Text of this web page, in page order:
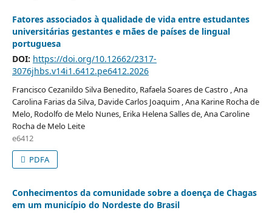
Fatores associados à qualidade de vida entre estudantes
universitárias gestantes e mães de países de lingual
portuguesa
DOI: https://doi.org/10.12662/2317-
3076jhbs.v14i1.6412.pe6412.2026
Francisco Cezanildo Silva Benedito, Rafaela Soares de Castro , Ana
Carolina Farias da Silva, Davide Carlos Joaquim , Ana Karine Rocha de
Melo, Rodolfo de Melo Nunes, Erika Helena Salles de, Ana Caroline
Rocha de Melo Leite
e6412
PDFA
Conhecimentos da comunidade sobre a doença de Chagas
em um município do Nordeste do Brasil